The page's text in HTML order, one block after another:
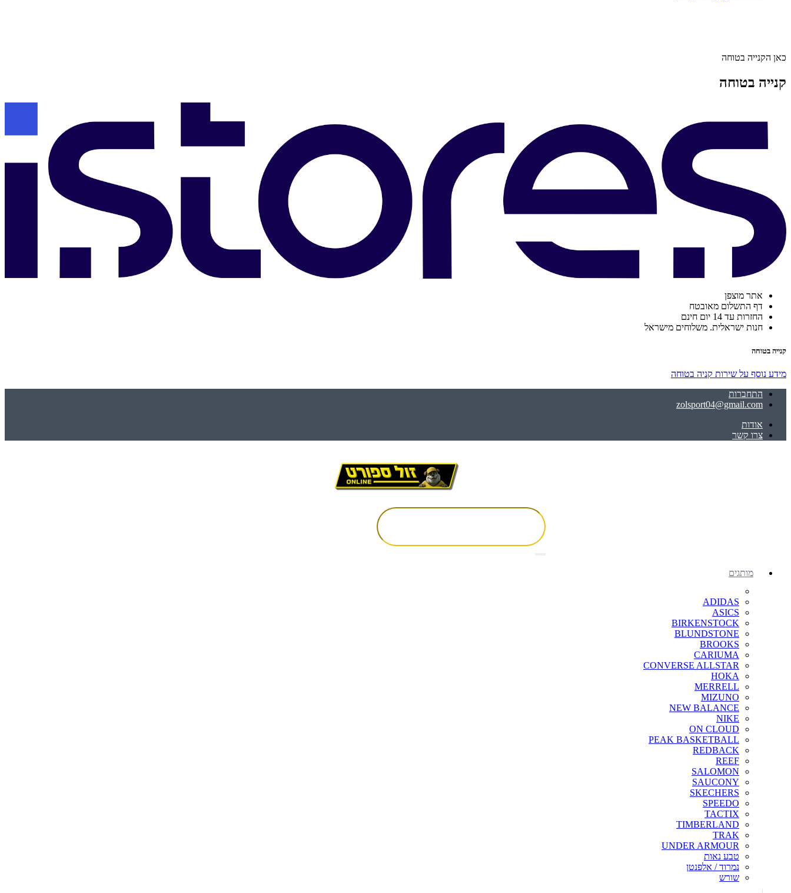
כאן הקנייה בטוחה
קנייה בטוחה
אתר מוצפן
דף התשלום מאובטח
החזרות עד 14 יום חינם
חנות ישראלית. משלוחים מישראל
קנייה בטוחה
מידע נוסף על שירות קניה בטוחה
התחברות
zolsport04@gmail.com
אודות
צרו קשר
מותגים
ADIDAS
ASICS
BIRKENSTOCK
BLUNDSTONE
BROOKS
CARIUMA
CONVERSE ALLSTAR
HOKA
MERRELL
MIZUNO
NEW BALANCE
NIKE
ON CLOUD
PEAK BASKETBALL
REDBACK
REEF
SALOMON
SAUCONY
SKECHERS
SPEEDO
TACTIX
TIMBERLAND
TRAK
UNDER ARMOUR
טבע נאות
נמרוד / אלפנטן
שורש